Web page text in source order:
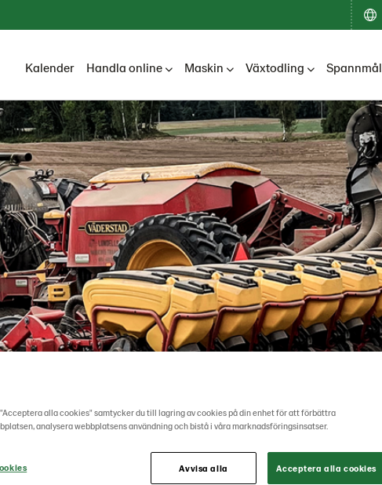
Kalender Handla online Maskin Växtodling Spannmål
Erik startade eget lantbruksföretag som 21-åring
alla cookies" samtycker du till lagring av cookies på din enhet för att förbättra
analysera webbplatsens användning och bistå i våra marknadsföringsinsatser.
Avvisa alla Acceptera alla cookies